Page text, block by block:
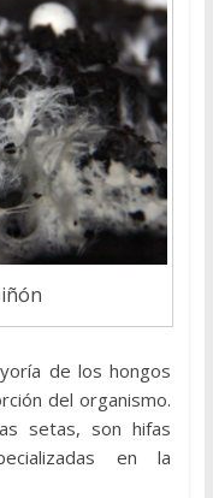
de los hongos
del organismo.
setas, son hifas
en la